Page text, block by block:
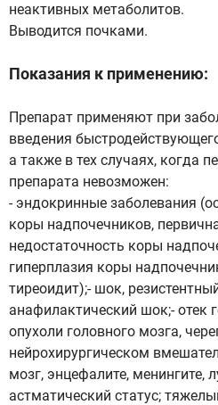
неактивных метаболитов.
Выводится почками.
Показания к применению:
Препарат применяют при
введения
а также в тех случаях, когда
препарата невозможен:
- эндокринные заболевания
коры надпочечников,
недостаточность коры
гиперплазия коры
тиреоидит);- шок,
анафилактический шок;- отек
опухоли головного мозга,
нейрохирургическом
мозг, энцефалите, менингите,
астматический статус;